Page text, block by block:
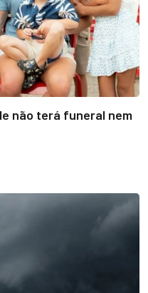
não terá funeral nem